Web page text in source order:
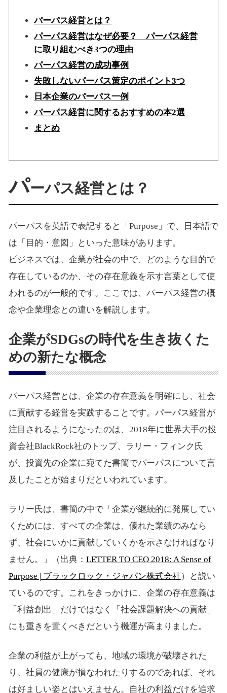
パーパス経営とは？
パーパス経営はなぜ必要？ パーパス経営
に取り組むべき3つの理由
パーパス経営の成功事例
失敗しないパーパス策定のポイント3つ
日本企業のパーパス一例
パーパス経営に関するおすすめの本2選
まとめ
パーパス経営とは？
パーパスを英語で表記すると「Purpose」で、日本語で
は「目的・意図」といった意味があります。
ビジネスでは、企業が社会の中で、どのような目的で
存在しているのか、その存在意義を示す言葉として使
われるのが一般的です。ここでは、パーパス経営の概
念や企業理念との違いを解説します。
企業がSDGsの時代を生き抜くた
めの新たな概念
パーパス経営とは、企業の存在意義を明確にし、社会
に貢献する経営を実践することです。パーパス経営が
注目されるようになったのは、2018年に世界大手の投
資会社BlackRock社のトップ、ラリー・フィンク氏
が、投資先の企業に宛てた書簡でパーパスについて言
及したことが始まりだといわれています。
ラリー氏は、書簡の中で「企業が継続的に発展してい
くためには、すべての企業は、優れた業績のみなら
ず、社会にいかに貢献していくかを示さなければなり
ません。」（出典： LETTER TO CEO 2018: A Sense of
Purpose | ブラックロック・ジャパン株式会社）と説い
ているのです。これをきっかけに、企業の存在意義は
「利益創出」だけではなく「社会課題解決への貢献」
にも重きを置くべきだという機運が高まりました。
企業の利益が上がっても、地域の環境が破壊された
り、社員の健康が損なわれたりするのであれば、それ
は好ましい姿とはいえません。自社の利益だけを追求